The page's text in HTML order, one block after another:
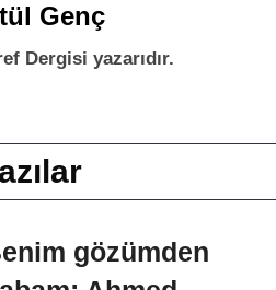
Genç
Dergisi yazarıdır.
gözümden